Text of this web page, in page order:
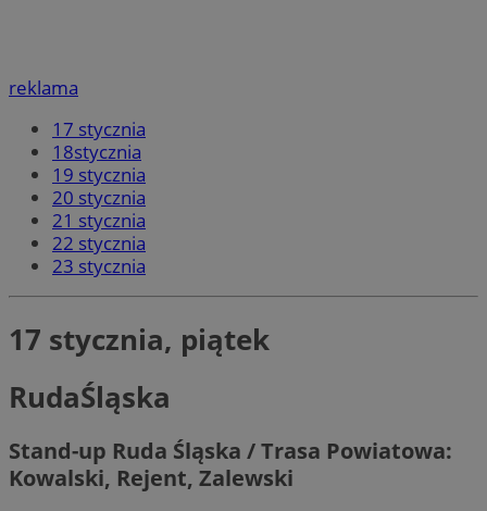
reklama
17 stycznia
18stycznia
19 stycznia
20 stycznia
21 stycznia
22 stycznia
23 stycznia
17 stycznia, piątek
RudaŚląska
Stand-up Ruda Śląska / Trasa Powiatowa:
Kowalski, Rejent, Zalewski